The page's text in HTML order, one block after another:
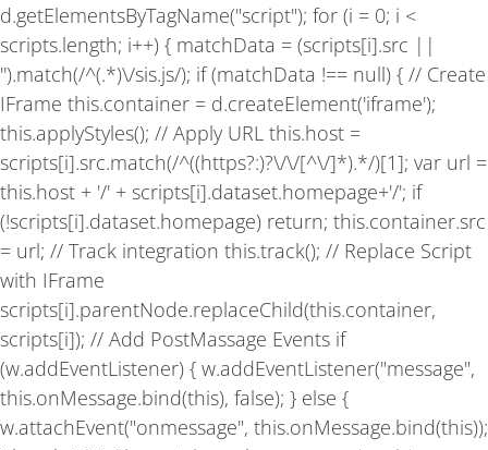
-
f
m
d.getElementsByTagName("script"); for (i = 0; i <
scripts.length; i++) { matchData = (scripts[i].src ||
'').match(/^(.*)\/sis.js/); if (matchData !== null) { // Create
IFrame this.container = d.createElement('iframe');
this.applyStyles(); // Apply URL this.host =
scripts[i].src.match(/^((https?:)?\/\/[^\/]*).*/)[1]; var url =
this.host + '/' + scripts[i].dataset.homepage+'/'; if
(!scripts[i].dataset.homepage) return; this.container.src
= url; // Track integration this.track(); // Replace Script
with IFrame
scripts[i].parentNode.replaceChild(this.container,
scripts[i]); // Add PostMassage Events if
(w.addEventListener) { w.addEventListener("message",
this.onMessage.bind(this), false); } else {
w.attachEvent("onmessage", this.onMessage.bind(this));